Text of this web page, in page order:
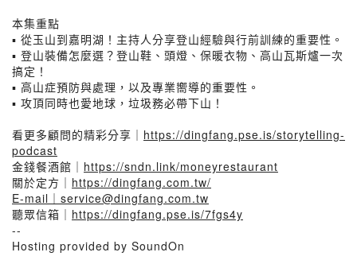
本集重點
▪️ 從玉山到嘉明湖！主持人分享登山經驗與行前訓練的重要性。
▪️ 登山裝備怎麼選？登山鞋、頭燈、保暖衣物、高山瓦斯爐一次
搞定！
▪️ 高山症預防與處理，以及專業嚮導的重要性。
▪️ 攻頂同時也愛地球，垃圾務必帶下山！
看更多顧問的精彩分享｜ https://dingfang.pse.is/storytelling-
podcast
金錢餐酒館｜ https://sndn.link/moneyrestaurant
關於定方｜ https://dingfang.com.tw/
E-mail｜service@dingfang.com.tw
聽眾信箱｜ https://dingfang.pse.is/7fgs4y
--
Hosting provided by SoundOn